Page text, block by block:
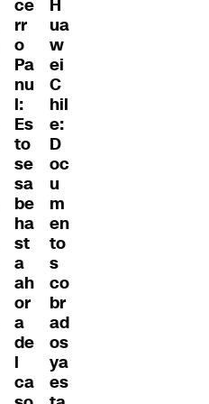
ce
rr
o
Pa
nu
l:
Es
to
se
sa
be
ha
st
a
ah
or
a
de
l
ca
H
ua
w
ei
C
hil
e:
D
oc
u
m
en
to
s
co
br
ad
os
ya
es